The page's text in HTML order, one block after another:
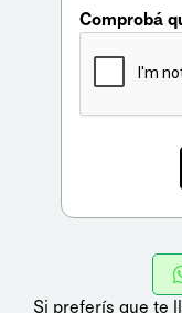
Comprobá
Si preferís que te